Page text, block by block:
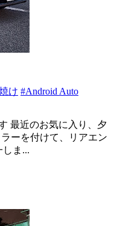
け #Android Auto
最近のお気に入り、夕
ーを付けて、リアエン
ま...